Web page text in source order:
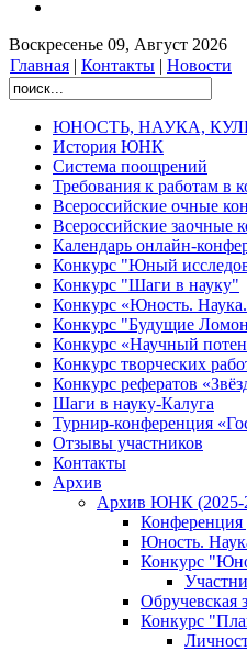
Воскресенье 09, Август 2026
Главная | Контакты | Новости
ЮНОСТЬ, НАУКА,
История ЮНК
Система поощрений
Требования к работам в
Всероссийские очные
Всероссийские заочные
Календарь онлайн-
Конкурс "Юный
Конкурс "Шаги в науку"
Конкурс «Юность. Наука.
Конкурс "Будущие
Конкурс «Научный
Конкурс творческих
Конкурс рефератов
Шаги в науку-Калуга
Турнир-конференция
Отзывы участников
Контакты
Архив
Архив ЮНК (2025-
Конференция
Юность.
Конкурс
Обручевская
Конкурс